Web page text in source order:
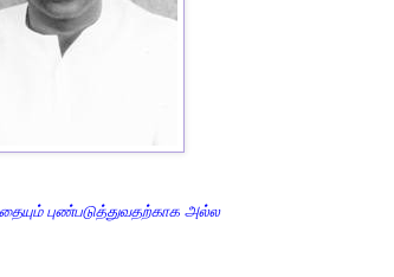
புண்படுத்துவதற்காக அல்ல